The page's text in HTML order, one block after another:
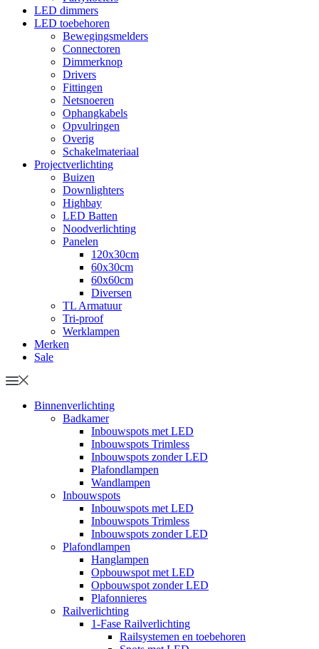
LED dimmers
LED toebehoren
Bewegingsmelders
Connectoren
Dimmerknop
Drivers
Fittingen
Netsnoeren
Ophangkabels
Opvulringen
Overig
Schakelmateriaal
Projectverlichting
Buizen
Downlighters
Highbay
LED Batten
Noodverlichting
Panelen
120x30cm
60x30cm
60x60cm
Diversen
TL Armatuur
Tri-proof
Werklampen
Merken
Sale
Binnenverlichting
Badkamer
Inbouwspots met LED
Inbouwspots Trimless
Inbouwspots zonder LED
Plafondlampen
Wandlampen
Inbouwspots
Inbouwspots met LED
Inbouwspots Trimless
Inbouwspots zonder LED
Plafondlampen
Hanglampen
Opbouwspot met LED
Opbouwspot zonder LED
Plafonnieres
Railverlichting
1-Fase Railverlichting
Railsystemen en toebehoren